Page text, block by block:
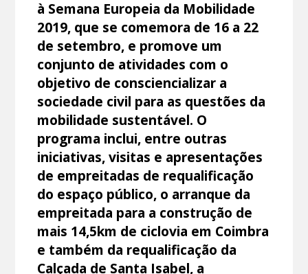
à Semana Europeia da Mobilidade
2019, que se comemora de 16 a 22
de setembro, e promove um
conjunto de atividades com o
objetivo de consciencializar a
sociedade civil para as questões da
mobilidade sustentável. O
programa inclui, entre outras
iniciativas, visitas e apresentações
de empreitadas de requalificação
do espaço público, o arranque da
empreitada para a construção de
mais 14,5km de ciclovia em Coimbra
e também da requalificação da
Calçada de Santa Isabel, a